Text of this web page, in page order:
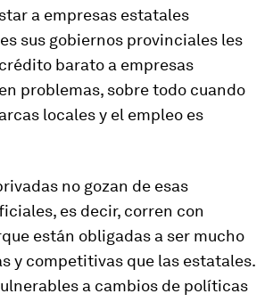
a empresas estatales
sus gobiernos provinciales les
barato a empresas
problemas, sobre todo cuando
locales y el empleo es
no gozan de esas
es decir, corren con
están obligadas a ser mucho
y competitivas que las estatales.
a cambios de políticas